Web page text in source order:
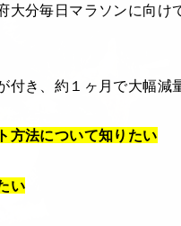
大分毎日マラソンに向け
き、約１ヶ月で大幅減
方法について知りたい
い